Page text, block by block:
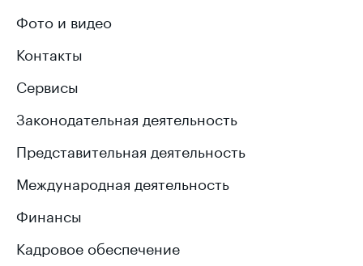
Фото и видео
Контакты
Сервисы
Законодательная деятельность
Представительная деятельность
Международная деятельность
Финансы
Кадровое обеспечение